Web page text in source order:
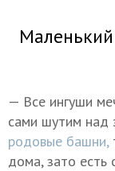
— Все ингуши
сами шутим над
родовые башни,
дома, зато есть